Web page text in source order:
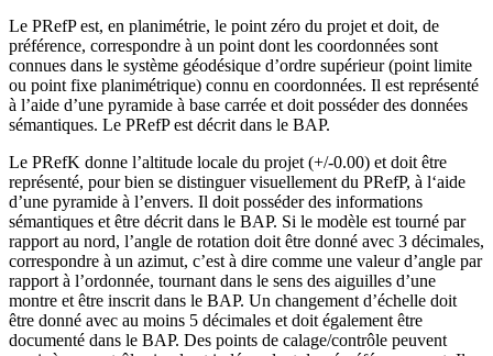
Le PRefP est, en planimétrie, le point zéro du projet et doit, de
préférence, correspondre à un point dont les coordonnées sont
connues dans le système géodésique d’ordre supérieur (point limite
ou point fixe planimétrique) connu en coordonnées. Il est représenté
à l’aide d’une pyramide à base carrée et doit posséder des données
sémantiques. Le PRefP est décrit dans le BAP.
Le PRefK donne l’altitude locale du projet (+/-0.00) et doit être
représenté, pour bien se distinguer visuellement du PRefP, à l‘aide
d’une pyramide à l’envers. Il doit posséder des informations
sémantiques et être décrit dans le BAP. Si le modèle est tourné par
rapport au nord, l’angle de rotation doit être donné avec 3 décimales,
correspondre à un azimut, c’est à dire comme une valeur d’angle par
rapport à l’ordonnée, tournant dans le sens des aiguilles d’une
montre et être inscrit dans le BAP. Un changement d’échelle doit
être donné avec au moins 5 décimales et doit également être
documenté dans le BAP. Des points de calage/contrôle peuvent